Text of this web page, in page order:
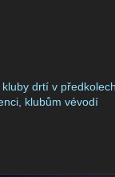
drtí v předkolech
klubům vévodí